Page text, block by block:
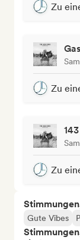
Zu
Zu
Zu
Gute Vibes